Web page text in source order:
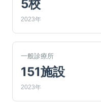
5校
2023年
一般診療所
151施設
2023年